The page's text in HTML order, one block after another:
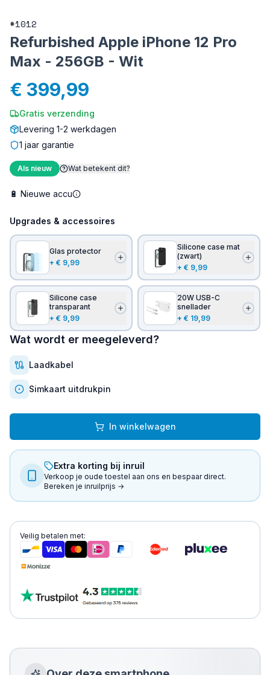
#1012
Refurbished Apple iPhone 12 Pro
Max - 256GB - Wit
€ 399,99
Gratis verzending
Levering 1-2 werkdagen
1 jaar garantie
Als nieuw Wat betekent dit?
🔋 Nieuwe accu
Upgrades & accessoires
Glas protector
+ € 9,99
Silicone case mat
(zwart)
+ € 9,99
Silicone case
transparant
+ € 9,99
20W USB-C
snellader
+ € 19,99
Wat wordt er meegeleverd?
Laadkabel
Simkaart uitdrukpin
In winkelwagen
Extra korting bij inruil
Verkoop je oude toestel aan ons en bespaar direct.
Bereken je inruilprijs →
Veilig betalen met: